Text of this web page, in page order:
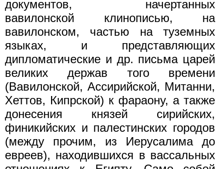
документов, начертанных
вавилонской клинописью, на
вавилонском, частью на туземных
языках, и представляющих
дипломатические и др. письма царей
великих держав того времени
(Вавилонской, Ассирийской, Митанни,
Хеттов, Кипрской) к фараону, а также
донесения князей сирийских,
финикийских и палестинских городов
(между прочим, из Иерусалима до
евреев), находившихся в вассальных